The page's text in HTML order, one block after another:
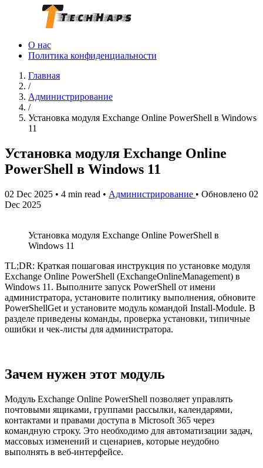
О нас
Политика конфиденциальности
Главная
/
Администрирование
/
Установка модуля Exchange Online PowerShell в Windows
11
Установка модуля Exchange Online
PowerShell в Windows 11
02 Dec 2025 • 4 min read • Администрирование • Обновлено 02
Dec 2025
Установка модуля Exchange Online PowerShell в
Windows 11
TL;DR: Краткая пошаговая инструкция по установке модуля
Exchange Online PowerShell (ExchangeOnlineManagement) в
Windows 11. Выполните запуск PowerShell от имени
администратора, установите политику выполнения, обновите
PowerShellGet и установите модуль командой Install-Module. В
разделе приведены команды, проверка установки, типичные
ошибки и чек-листы для администратора.
Зачем нужен этот модуль
Модуль Exchange Online PowerShell позволяет управлять
почтовыми ящиками, группами рассылки, календарями,
контактами и правами доступа в Microsoft 365 через
командную строку. Это необходимо для автоматизации задач,
массовых изменений и сценариев, которые неудобно
выполнять в веб-интерфейсе.